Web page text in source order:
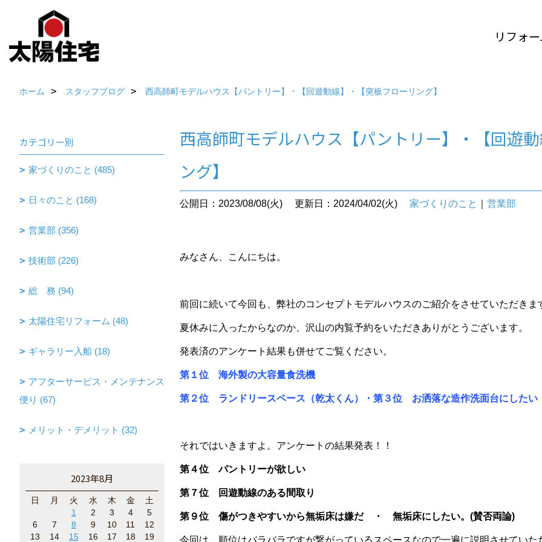
リフォ
ホーム スタッフブログ 西高師町モデルハウス【パントリー】・【回遊動線】・【突板フローリング】
西高師町モデルハウス【パントリー】・【回遊
ング】
公開日：2023/08/08(火) 更新日：2024/04/02(火) 家づくりのこと 営業部
みなさん、こんにちは。
前回に続いて今回も、弊社のコンセプトモデルハウスのご紹介をさせていただきま
夏休みに入ったからなのか、沢山の内覧予約をいただきありがとうございます。
発表済のアンケート結果も併せてご覧ください。
第１位 海外製の大容量食洗機
第２位 ランドリースペース（乾太くん）・ 第３位 お洒落な造作洗面台にしたい
それではいきますよ。アンケートの結果発表！！
第４位 パントリーが欲しい
第７位 回遊動線のある間取り
第９位 傷がつきやすいから無垢床は嫌だ ・ 無垢床にしたい。(賛否両論)
今回は、順位はバラバラですが繋がっているスペースなので一遍に説明させていた
カテゴリー別
家づくりのこと (485)
日々のこと (168)
営業部 (356)
技術部 (226)
総 務 (94)
太陽住宅リフォーム (48)
ギャラリー入船 (18)
アフターサービス・メンテナンス
便り (67)
メリット・デメリット (32)
2023年8月
日 月 火 水 木 金
土
1
2 3 4
5
6
7 8 9 10 11
12
13
14 15 16 17 18
19